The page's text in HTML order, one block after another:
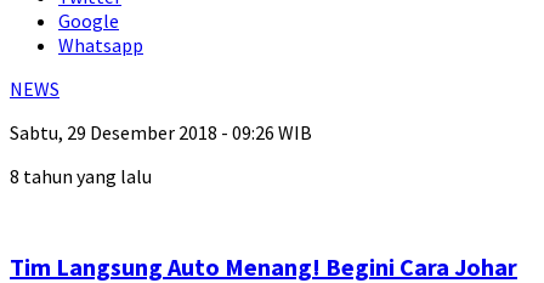
Google
Whatsapp
NEWS
Sabtu, 29 Desember 2018 - 09:26 WIB
8 tahun yang lalu
Tim Langsung Auto Menang! Begini Cara Johar